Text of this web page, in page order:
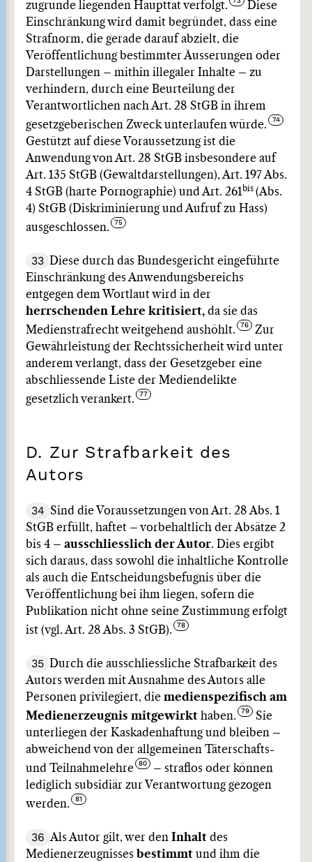
zugrunde liegenden Haupttat verfolgt.
Diese
Einschränkung wird damit begründet, dass eine
Strafnorm, die gerade darauf abzielt, die
Veröffentlichung bestimmter Äusserungen oder
Darstellungen – mithin illegaler Inhalte – zu
verhindern, durch eine Beurteilung der
Verantwortlichen nach Art. 28 StGB in ihrem
gesetzgeberischen Zweck unterlaufen würde.
Gestützt auf diese Voraussetzung ist die
Anwendung von Art. 28 StGB insbesondere auf
Art. 135 StGB (Gewaltdarstellungen), Art. 197 Abs.
4 StGB (harte Pornographie) und Art. 261 bis (Abs.
4) StGB (Diskriminierung und Aufruf zu Hass)
ausgeschlossen.
33
Diese durch das Bundesgericht eingeführte
Einschränkung des Anwendungsbereichs
entgegen dem Wortlaut wird in der
herrschenden Lehre kritisiert, da sie das
Medienstrafrecht weitgehend aushöhlt.
Zur
Gewährleistung der Rechtssicherheit wird unter
anderem verlangt, dass der Gesetzgeber eine
abschliessende Liste der Mediendelikte
gesetzlich verankert.
D. Zur Strafbarkeit des
Autors
34
Sind die Voraussetzungen von Art. 28 Abs. 1
StGB erfüllt, haftet – vorbehaltlich der Absätze 2
bis 4 – ausschliesslich der Autor. Dies ergibt
sich daraus, dass sowohl die inhaltliche Kontrolle
als auch die Entscheidungsbefugnis über die
Veröffentlichung bei ihm liegen, sofern die
Publikation nicht ohne seine Zustimmung erfolgt
ist (vgl. Art. 28 Abs. 3 StGB).
35
Durch die ausschliessliche Strafbarkeit des
Autors werden mit Ausnahme des Autors alle
Personen privilegiert, die medienspezifisch am
Medienerzeugnis mitgewirkt haben.
Sie
unterliegen der Kaskadenhaftung und bleiben –
abweichend von der allgemeinen Täterschafts-
und Teilnahmelehre
– straflos oder können
lediglich subsidiär zur Verantwortung gezogen
werden.
36 Als Autor gilt, wer den Inhalt des
Medienerzeugnisses bestimmt und ihm die